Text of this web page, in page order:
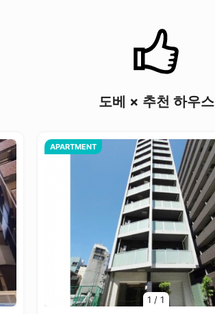
도베 × 추천 하우스
1 /1
APARTMENT